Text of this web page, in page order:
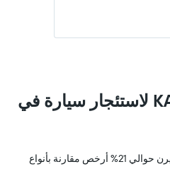
أهم النصائح في KAYAK لاستئجار سيارة في
صغيرة استئجار السيارات في بيرن حوالي 21% أرخص مقارنة بأنواع